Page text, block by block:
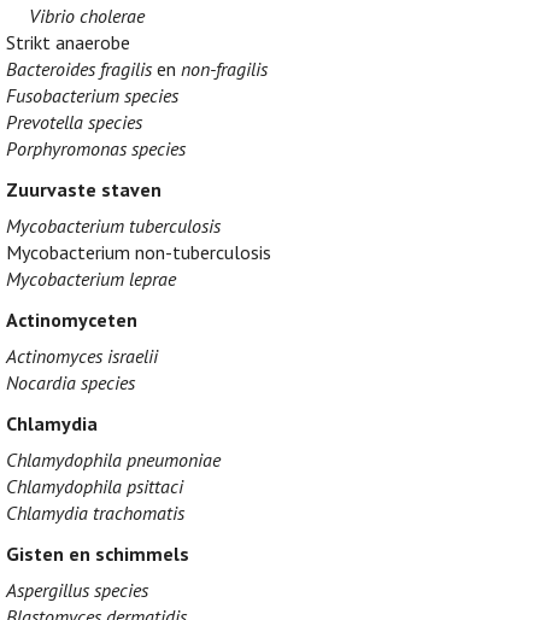
Vibrio cholerae
Strikt anaerobe
Bacteroides fragilis en non-fragilis
Fusobacterium species
Prevotella species
Porphyromonas species
Zuurvaste staven
Mycobacterium tuberculosis
Mycobacterium non-tuberculosis
Mycobacterium leprae
Actinomyceten
Actinomyces israelii
Nocardia species
Chlamydia
Chlamydophila pneumoniae
Chlamydophila psittaci
Chlamydia trachomatis
Gisten en schimmels
Aspergillus species